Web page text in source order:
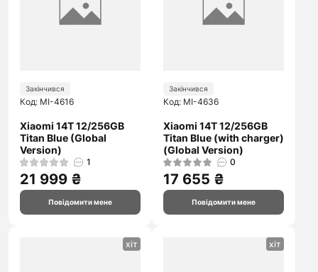
Закінчився
Код: MI-4616
Xiaomi 14T 12/256GB
Titan Blue (Global
Version)
1
21 999 ₴
Повідомити мене
Закінчився
Код: MI-4636
Xiaomi 14T 12/256GB
Titan Blue (with charger)
(Global Version)
0
17 655 ₴
Повідомити мене
хіт хіт